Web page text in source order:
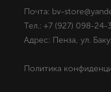
Почта: bv-
Тел.: +7 (927) 098-24-
Адрес: Пенза, ул.
Политика